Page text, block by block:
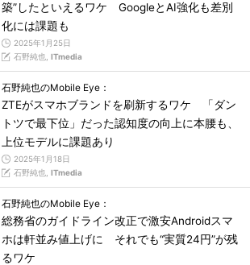
築”したといえるワケ GoogleとAI強化も差別
化には課題も
2025年1月25日
石野純也, ITmedia
石野純也のMobile Eye：
ZTEがスマホブランドを刷新するワケ 「ダン
トツで最下位」だった認知度の向上に本腰も、
上位モデルに課題あり
2025年1月18日
石野純也, ITmedia
石野純也のMobile Eye：
総務省のガイドライン改正で激安Androidスマ
ホは軒並み値上げに それでも“実質24円”が残
るワケ